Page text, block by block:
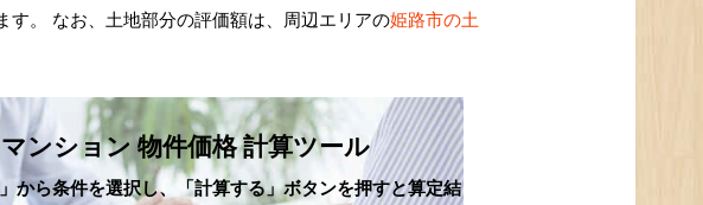
す。 なお、土地部分の評価額は、周辺エリアの姫路市の土
マンション 物件価格 計算ツール
」から条件を選択し、「計算する」ボタンを押すと算定結